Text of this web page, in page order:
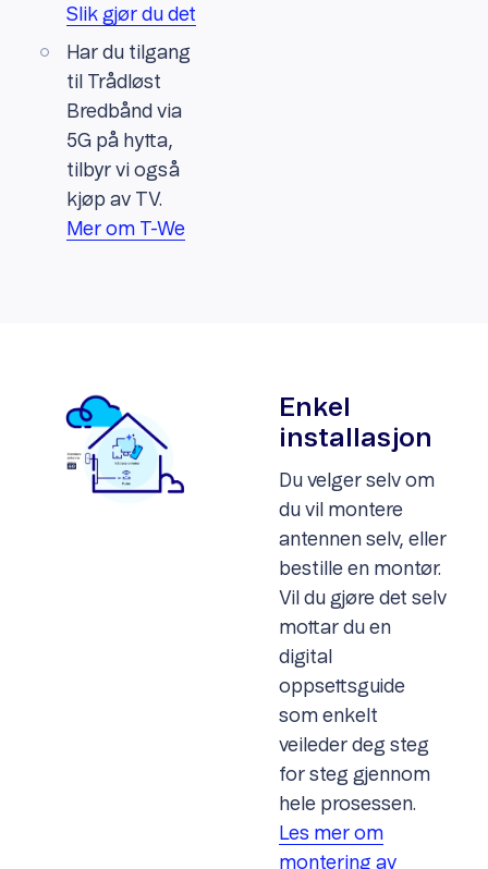
Slik gjør du det
Har du tilgang
til Trådløst
Bredbånd via
5G på hytta,
tilbyr vi også
kjøp av TV.
Mer om T-We
Enkel
installasjon
Du velger selv om
du vil montere
antennen selv, eller
bestille en montør.
Vil du gjøre det selv
mottar du en
digital
oppsettsguide
som enkelt
veileder deg steg
for steg gjennom
hele prosessen.
Les mer om
montering av